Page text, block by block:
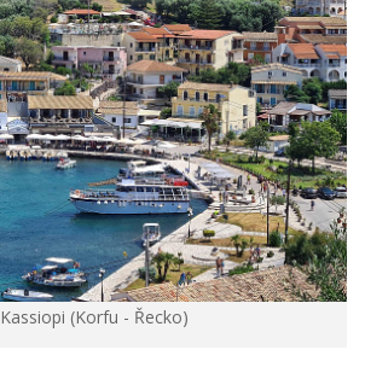
Kassiopi (Korfu - Řecko)